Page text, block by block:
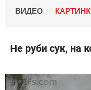
ВИДЕО
Не руби сук, на